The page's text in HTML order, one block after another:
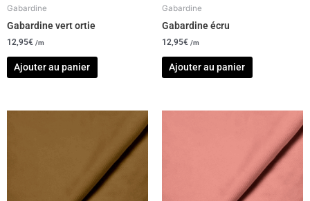
Gabardine
Gabardine vert ortie
12,95€ /m
Ajouter au panier
Gabardine
Gabardine écru
12,95€ /m
Ajouter au panier